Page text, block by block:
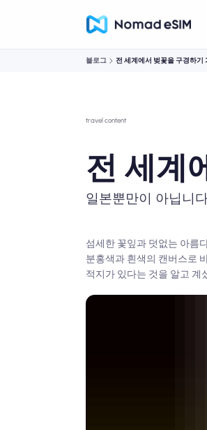
블로그 전 세계에서 벚꽃을 구경하기
travel content
전 세계
일본뿐만이 아닙니
섬세한 꽃잎과 덧없는 아름
분홍색과 흰색의 캔버스로
적지가 있다는 것을 알고 계